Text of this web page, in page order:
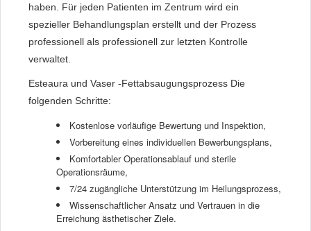
haben. Für jeden Patienten im Zentrum wird ein
spezieller Behandlungsplan erstellt und der Prozess
professionell als professionell zur letzten Kontrolle
verwaltet.
Esteaura und Vaser -Fettabsaugungsprozess Die
folgenden Schritte:
Kostenlose vorläufige Bewertung und Inspektion,
Vorbereitung eines individuellen Bewerbungsplans,
Komfortabler Operationsablauf und sterile
Operationsräume,
7/24 zugängliche Unterstützung im Heilungsprozess,
Wissenschaftlicher Ansatz und Vertrauen in die
Erreichung ästhetischer Ziele.